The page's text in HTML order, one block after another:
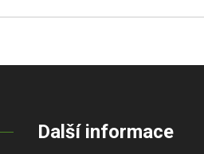
Další informace